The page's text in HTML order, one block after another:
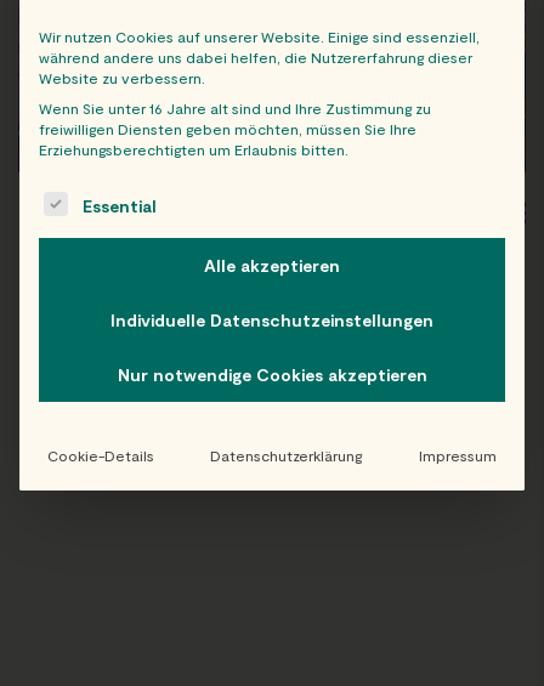
WIEN
Folge uns auf Instagram!
Wir nutzen Cookies auf unserer Website. Einige sind essenziell,
während andere uns dabei helfen, die Nutzererfahrung dieser
Website zu verbessern.
Wenn Sie unter 16 Jahre alt sind und Ihre Zustimmung zu
freiwilligen Diensten geben möchten, müssen Sie Ihre
Erziehungsberechtigten um Erlaubnis bitten.
The following is a list of service groups for which consent
Essential
Alle akzeptieren
Individuelle Datenschutzeinstellungen
Nur notwendige Cookies akzeptieren
Cookie-Details Datenschutzerklärung Impressum